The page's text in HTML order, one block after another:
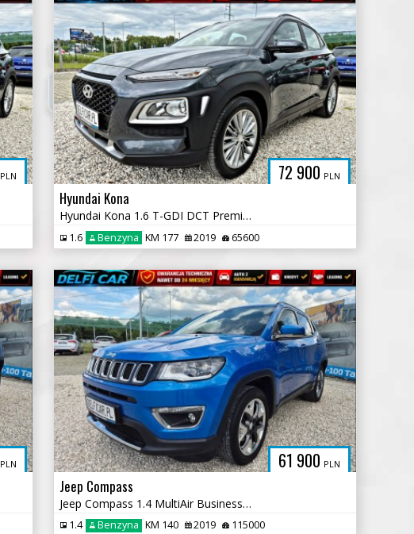
PLN 72 900 PLN
Hyundai Kona
Hyundai Kona 1.6 T-GDI DCT Premium
1.6 Benzyna KM 177 2019 65600
PLN 61 900 PLN
Jeep Compass
Jeep Compass 1.4 MultiAir Business Line
1.4 Benzyna KM 140 2019 115000